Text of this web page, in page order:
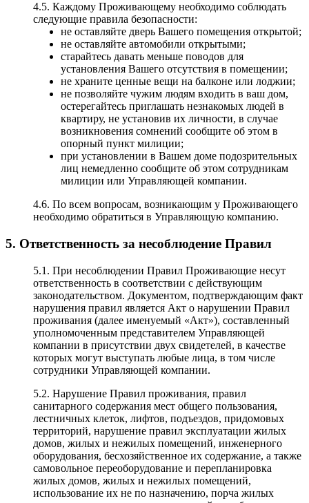
4.5. Каждому Проживающему необходимо соблюдать
следующие правила безопасности:
не оставляйте дверь Вашего помещения открытой;
не оставляйте автомобили открытыми;
старайтесь давать меньше поводов для
установления Вашего отсутствия в помещении;
не храните ценные вещи на балконе или лоджии;
не позволяйте чужим людям входить в ваш дом,
остерегайтесь приглашать незнакомых людей в
квартиру, не установив их личности, в случае
возникновения сомнений сообщите об этом в
опорный пункт милиции;
при установлении в Вашем доме подозрительных
лиц немедленно сообщите об этом сотрудникам
милиции или Управляющей компании.
4.6. По всем вопросам, возникающим у Проживающего
необходимо обратиться в Управляющую компанию.
5. Ответственность за несоблюдение Правил
5.1. При несоблюдении Правил Проживающие несут
ответственность в соответствии с действующим
законодательством. Документом, подтверждающим факт
нарушения правил является Акт о нарушении Правил
проживания (далее именуемый «Акт»), составленный
уполномоченным представителем Управляющей
компании в присутствии двух свидетелей, в качестве
которых могут выступать любые лица, в том числе
сотрудники Управляющей компании.
5.2. Нарушение Правил проживания, правил
санитарного содержания мест общего пользования,
лестничных клеток, лифтов, подъездов, придомовых
территорий, нарушение правил эксплуатации жилых
домов, жилых и нежилых помещений, инженерного
оборудования, бесхозяйственное их содержание, а также
самовольное переоборудование и перепланировка
жилых домов, жилых и нежилых помещений,
использование их не по назначению, порча жилых